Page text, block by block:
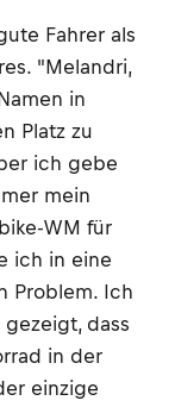
Fahrer als
"Melandri,
in
Platz zu
ich gebe
mein
WM für
ich in eine
Problem. Ich
dass
in der
einzige